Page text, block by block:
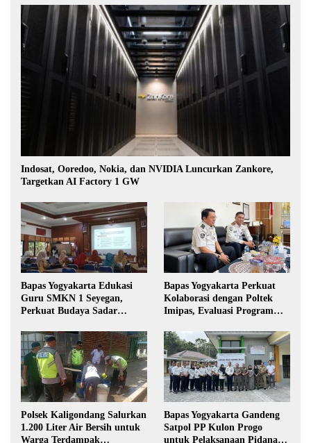
Indosat, Ooredoo, Nokia, dan NVIDIA Luncurkan Zankore,
Targetkan AI Factory 1 GW
Bapas Yogyakarta Edukasi
Guru SMKN 1 Seyegan,
Perkuat Budaya Sadar
Bapas Yogyakarta Perkuat
Kolaborasi dengan Poltek
Imipas, Evaluasi Program
Polsek Kaligondang Salurkan
1.200 Liter Air Bersih untuk
Warga Terdampak
Bapas Yogyakarta Gandeng
Satpol PP Kulon Progo
untuk Pelaksanaan Pidana